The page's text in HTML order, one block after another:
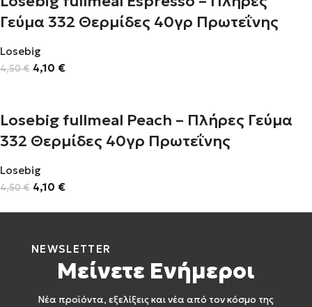
Γεύμα 332 Θερμίδες 40γρ Πρωτεΐνης
Losebig
4,50€ 4,10 €
Losebig fullmeal Peach – Πλήρες Γεύμα
332 Θερμίδες 40γρ Πρωτεΐνης
Losebig
4,50€ 4,10 €
NEWSLETTER
Μείνετε Ενήμεροι
Νέα προϊόντα, εξελίξεις και νέα από τον κόσμο της